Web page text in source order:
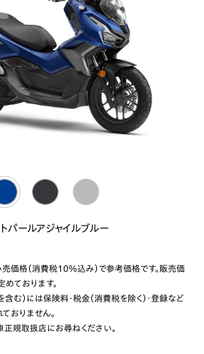
パールアジャイルブルー
価格（消費税10%込み）で参考価格です。販売価
ております。
む）には保険料・税金（消費税を除く）・登録など
おりません。
規取扱店にお尋ねください。